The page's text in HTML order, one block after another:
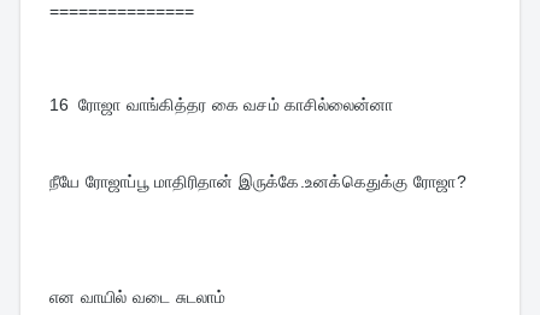
===============
16 ரோஜா வாங்கித்தர கை வசம் காசில்லைன்னா
நீயே ரோஜாப்பூ மாதிரிதான் இருக்கே.உனக்கெதுக்கு ரோஜா?
என வாயில் வடை சுடலாம்